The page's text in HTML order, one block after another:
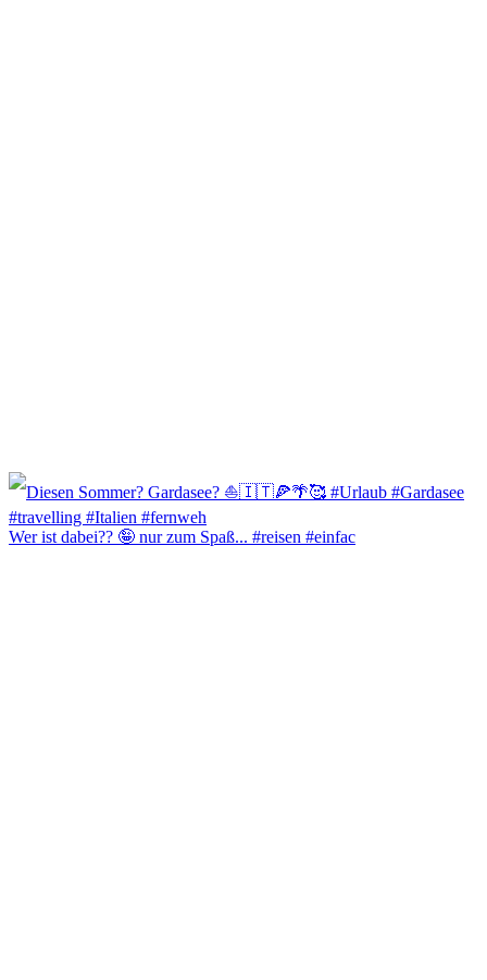
Wer ist dabei?? 🤪 nur zum Spaß... #reisen #einfac